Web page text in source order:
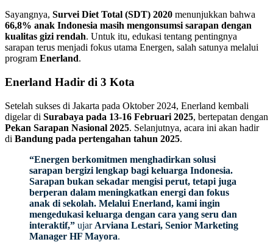
Sayangnya, Survei Diet Total (SDT) 2020 menunjukkan bahwa
66,8% anak Indonesia masih mengonsumsi sarapan dengan
kualitas gizi rendah. Untuk itu, edukasi tentang pentingnya
sarapan terus menjadi fokus utama Energen, salah satunya melalui
program Enerland.
Enerland Hadir di 3 Kota
Setelah sukses di Jakarta pada Oktober 2024, Enerland kembali
digelar di Surabaya pada 13-16 Februari 2025, bertepatan dengan
Pekan Sarapan Nasional 2025. Selanjutnya, acara ini akan hadir
di Bandung pada pertengahan tahun 2025.
“Energen berkomitmen menghadirkan solusi
sarapan bergizi lengkap bagi keluarga Indonesia.
Sarapan bukan sekadar mengisi perut, tetapi juga
berperan dalam meningkatkan energi dan fokus
anak di sekolah. Melalui Enerland, kami ingin
mengedukasi keluarga dengan cara yang seru dan
interaktif,” ujar Arviana Lestari, Senior Marketing
Manager HF Mayora.